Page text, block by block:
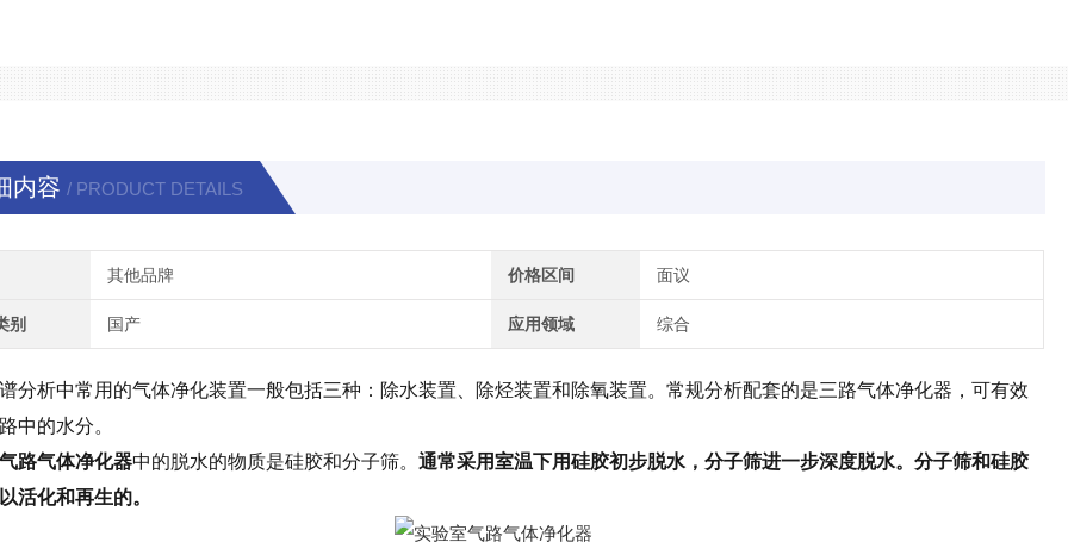
内容 / PRODUCT DETAILS
其他品牌 价格区间 面议
别 国产 应用领域 综合
分析中常用的气体净化装置一般包括三种：除水装置、除烃装置和除氧装置。常规分析配套的是三路气体净化器，可有效
中的水分。
路气体净化器中的脱水的物质是硅胶和分子筛。通常采用室温下用硅胶初步脱水，分子筛进一步深度脱水。分子筛和硅胶
活化和再生的。